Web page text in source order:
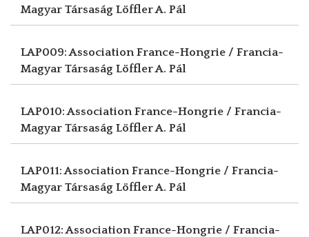
Magyar Társaság Löffler A. Pál
LAP009: Association France-Hongrie / Francia-
Magyar Társaság Löffler A. Pál
LAP010: Association France-Hongrie / Francia-
Magyar Társaság Löffler A. Pál
LAP011: Association France-Hongrie / Francia-
Magyar Társaság Löffler A. Pál
LAP012: Association France-Hongrie / Francia-